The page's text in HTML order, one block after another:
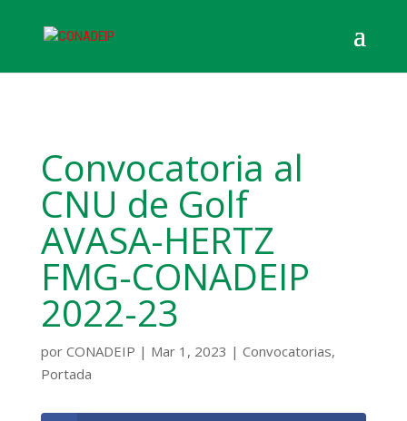
Convocatoria al
CNU de Golf
AVASA-HERTZ
FMG-CONADEIP
2022-23
por CONADEIP | Mar 1, 2023 | Convocatorias,
Portada